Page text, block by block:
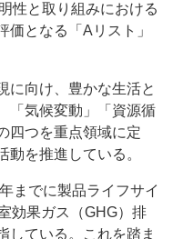
性と取り組みにおける
価となる「Aリスト」
向け、豊かな生活と
「気候変動」「資源循
四つを重点領域に定
動を推進している。
までに製品ライフサイ
効果ガス（GHG）排
している。これを踏ま